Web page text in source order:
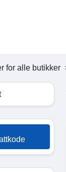
for alle butikker